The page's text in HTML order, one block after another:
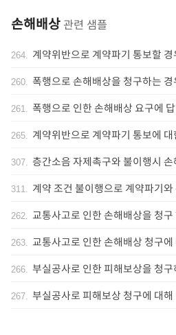
손해배상 관련 샘플
264. 계약위반으로 계약파기 통보할 경
260. 폭행으로 손해배상을 청구하는
261. 폭행으로 인한 손해배상 요구에
265. 계약위반으로 계약파기 통보에
307. 층간소음 자제촉구와 불이행시
311. 계약 조건 불이행으로 계약파기
262. 교통사고로 인한 손해배상을 청
263. 교통사고로 인한 손해배상 청구
266. 부실공사로 인한 피해보상을 청
267. 부실공사로 피해보상 청구에 대